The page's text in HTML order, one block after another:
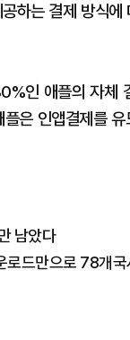
하는 결제 방식
인 애플의 자체
은 인앱결제를
남았다
로드만으로 78개국